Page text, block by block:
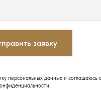
заявку
персональных данных и соглашаюсь
.